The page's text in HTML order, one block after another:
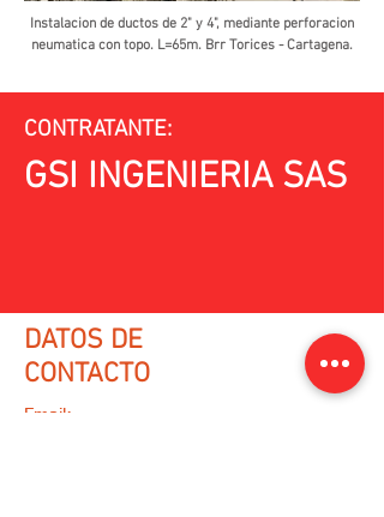
Instalacion de ductos de 2" y 4", mediante perforacion
neumatica con topo. L=65m. Brr Torices - Cartagena.
CONTRATANTE:
GSI INGENIERIA SAS
DATOS DE
CONTACTO
Email: